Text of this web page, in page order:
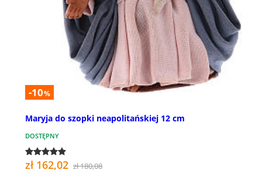
-10%
Maryja do szopki neapolitańskiej 12 cm
DOSTĘPNY
zł 162,02 zł 180,08